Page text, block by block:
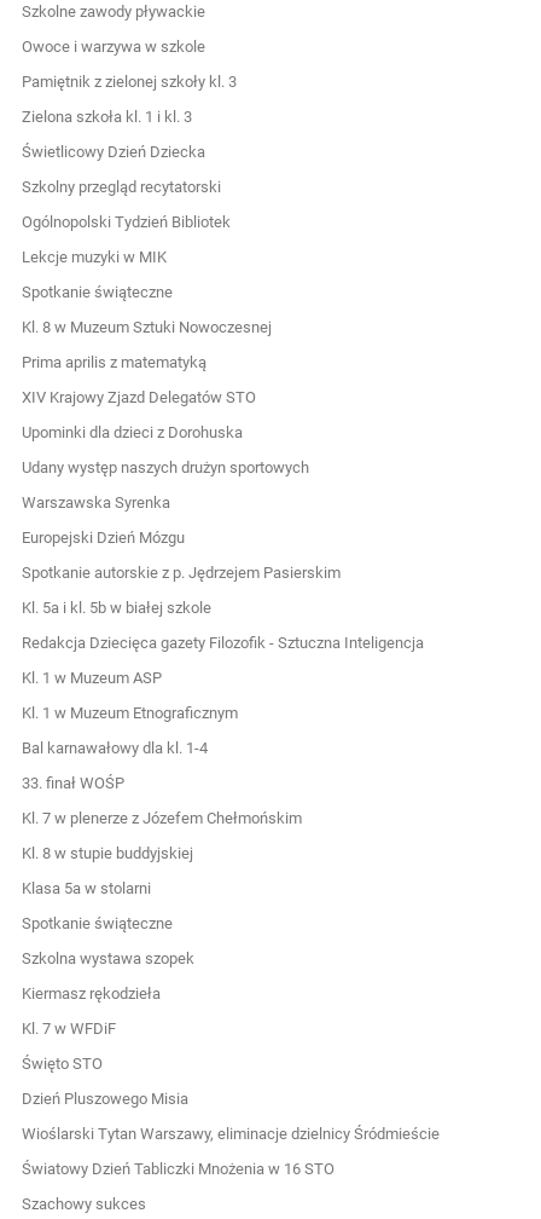
Szkolne zawody pływackie
Owoce i warzywa w szkole
Pamiętnik z zielonej szkoły kl. 3
Zielona szkoła kl. 1 i kl. 3
Świetlicowy Dzień Dziecka
Szkolny przegląd recytatorski
Ogólnopolski Tydzień Bibliotek
Lekcje muzyki w MIK
Spotkanie świąteczne
Kl. 8 w Muzeum Sztuki Nowoczesnej
Prima aprilis z matematyką
XIV Krajowy Zjazd Delegatów STO
Upominki dla dzieci z Dorohuska
Udany występ naszych drużyn sportowych
Warszawska Syrenka
Europejski Dzień Mózgu
Spotkanie autorskie z p. Jędrzejem Pasierskim
Kl. 5a i kl. 5b w białej szkole
Redakcja Dziecięca gazety Filozofik - Sztuczna Inteligencja
Kl. 1 w Muzeum ASP
Kl. 1 w Muzeum Etnograficznym
Bal karnawałowy dla kl. 1-4
33. finał WOŚP
Kl. 7 w plenerze z Józefem Chełmońskim
Kl. 8 w stupie buddyjskiej
Klasa 5a w stolarni
Spotkanie świąteczne
Szkolna wystawa szopek
Kiermasz rękodzieła
Kl. 7 w WFDiF
Święto STO
Dzień Pluszowego Misia
Wioślarski Tytan Warszawy, eliminacje dzielnicy Śródmieście
Światowy Dzień Tabliczki Mnożenia w 16 STO
Szachowy sukces